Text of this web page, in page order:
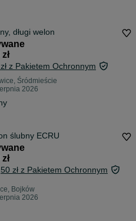
długi welon
z Pakietem Ochronnym
Śródmieście
2026
ślubny ECRU
zł z Pakietem Ochronnym
Bojków
2026